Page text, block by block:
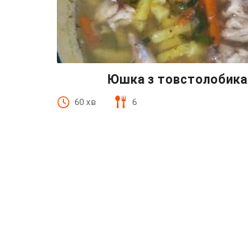
Юшка з товстолобика
60 хв 6